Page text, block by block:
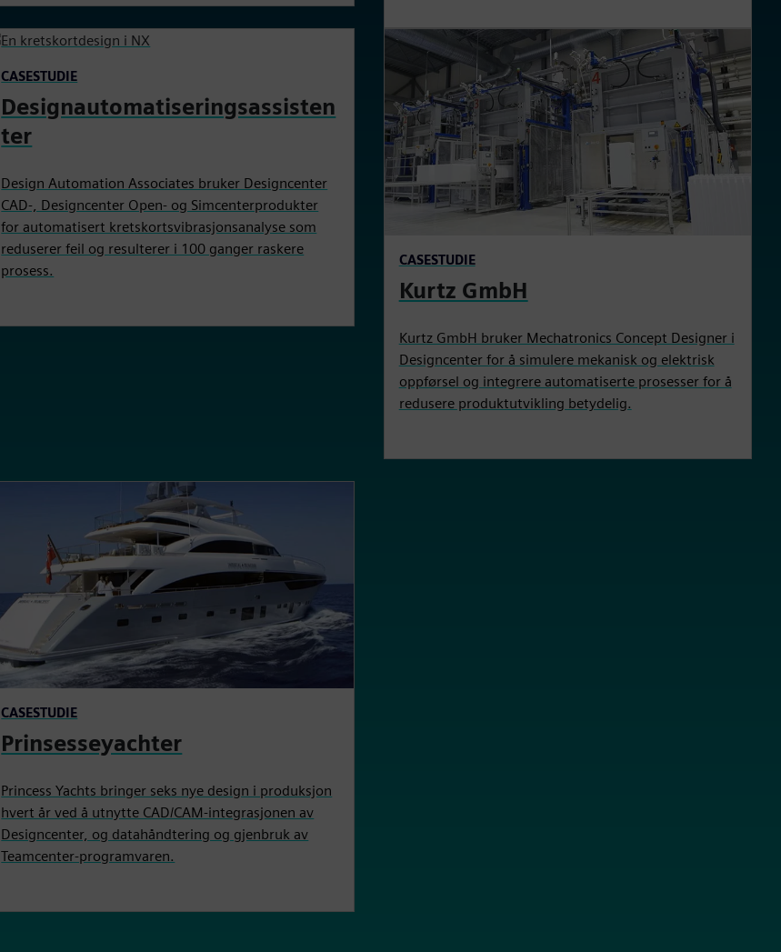
CASESTUDIE
Designautomatiseringsassisten
ter
Design Automation Associates bruker Designcenter
CAD-, Designcenter Open- og Simcenterprodukter
for automatisert kretskortsvibrasjonsanalyse som
reduserer feil og resulterer i 100 ganger raskere
prosess.
CASESTUDIE
Kurtz GmbH
Kurtz GmbH bruker Mechatronics Concept Designer i
Designcenter for å simulere mekanisk og elektrisk
oppførsel og integrere automatiserte prosesser for å
redusere produktutvikling betydelig.
CASESTUDIE
Prinsesseyachter
Princess Yachts bringer seks nye design i produksjon
hvert år ved å utnytte CAD/CAM-integrasjonen av
Designcenter, og datahåndtering og gjenbruk av
Teamcenter-programvaren.